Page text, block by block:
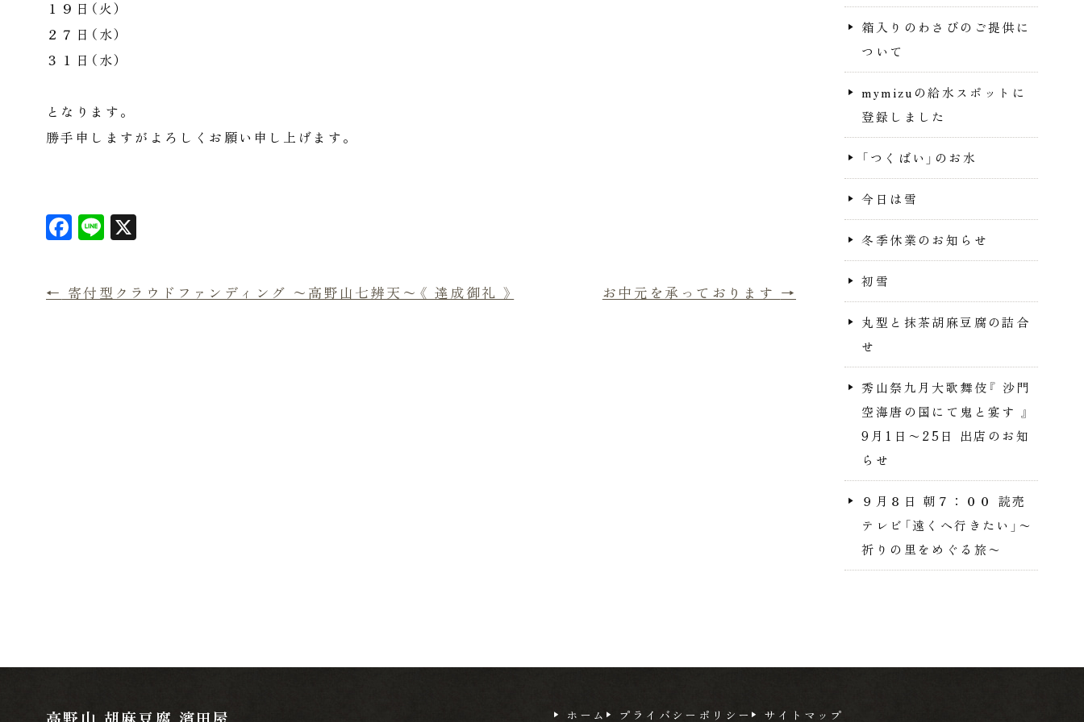
１９日（火）
２７日（水）
３１日（水）
となります。
勝手申しますがよろしくお願い申し上げます。
F
a
c
e
L
in
e
← 寄付型クラウドファンディング 〜高野山七辨天〜《 達成御礼 》 お中元を承っております →
箱入りのわさびのご提供に
ついて
mymizuの給水スポットに
登録しました
「つくばい」のお水
今日は雪
冬季休業のお知らせ
初雪
丸型と抹茶胡麻豆腐の詰合
せ
秀山祭九月大歌舞伎『 沙門
空海唐の国にて鬼と宴す 』
9月1日〜25日 出店のお知
らせ
９月８日 朝７：００ 読売
テレビ「遠くへ行きたい」〜
祈りの里をめぐる旅〜
高野山 胡麻豆腐 濱田屋 ホーム プライバシーポリシー サイトマップ